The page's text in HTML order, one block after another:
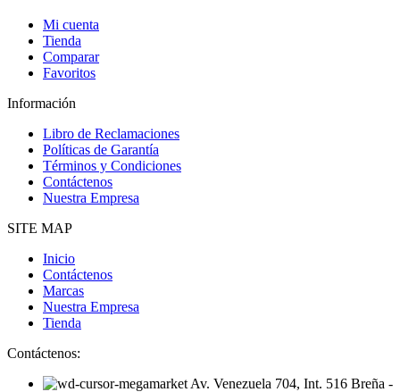
Mi cuenta
Tienda
Comparar
Favoritos
Información
Libro de Reclamaciones
Políticas de Garantía
Términos y Condiciones
Contáctenos
Nuestra Empresa
SITE MAP
Inicio
Contáctenos
Marcas
Nuestra Empresa
Tienda
Contáctenos:
Av. Venezuela 704, Int. 516 Breña -